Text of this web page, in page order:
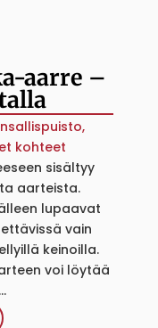
aarre –
,
kohteet
sisältyy
aarteista.
lupaavat
vain
keinoilla.
voi löytää